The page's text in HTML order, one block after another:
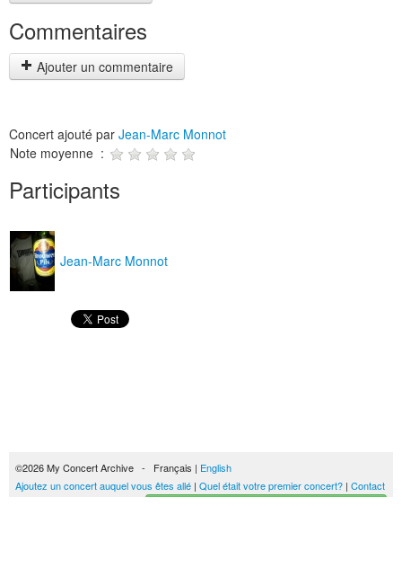
Commentaires
Ajouter un commentaire
Concert ajouté par Jean-Marc Monnot
Note moyenne :
Participants
Jean-Marc Monnot
©2026 My Concert Archive - Français | English
Ajoutez un concert auquel vous êtes allé | Quel était votre premier concert? | Contact